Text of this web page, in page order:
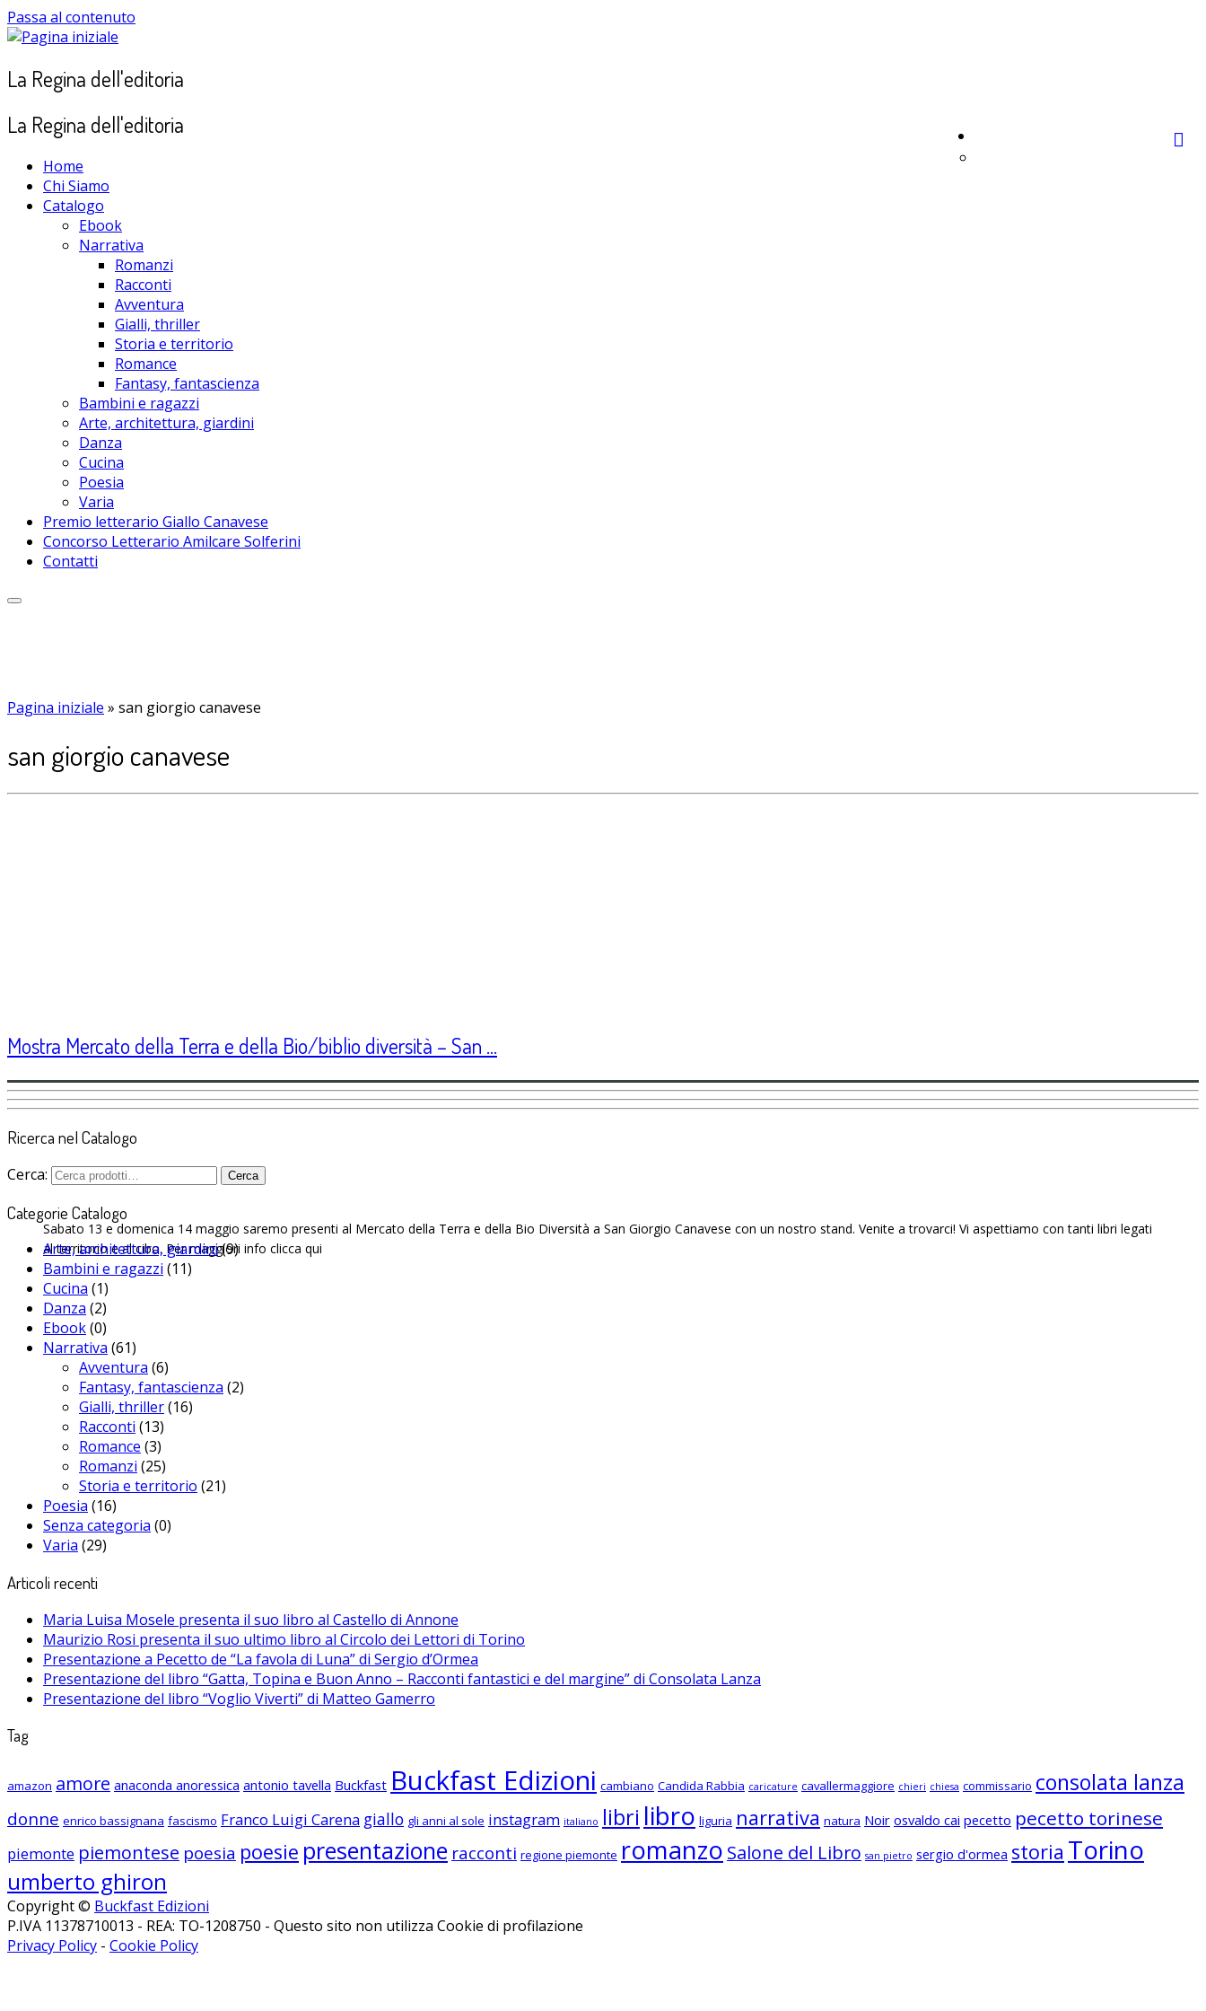
Passa al contenuto
La Regina dell'editoria
La Regina dell'editoria
Home
Chi Siamo
Catalogo
Ebook
Narrativa
Romanzi
Racconti
Avventura
Gialli, thriller
Storia e territorio
Romance
Fantasy, fantascienza
Bambini e ragazzi
Arte, architettura, giardini
Danza
Cucina
Poesia
Varia
Premio letterario Giallo Canavese
Concorso Letterario Amilcare Solferini
Contatti
Pagina iniziale » san giorgio canavese
san giorgio canavese
Sabato 13 e domenica 14 maggio saremo presenti al Mercato della Terra e della Bio Diversità a San Giorgio Canavese con un nostro stand. Venite a trovarci! Vi aspettiamo con tanti libri legati
al territorio e al cibo. Per maggiori info clicca qui
Mostra Mercato della Terra e della Bio/biblio diversità – San ...
Ricerca nel Catalogo
Cerca: Cerca
Categorie Catalogo
Arte, architettura, giardini(9)
Bambini e ragazzi (11)
Cucina (1)
Danza (2)
Ebook(0)
Narrativa (61)
Avventura (6)
Fantasy, fantascienza (2)
Gialli, thriller(16)
Racconti (13)
Romance (3)
Romanzi (25)
Storia e territorio (21)
Poesia (16)
Senza categoria (0)
Varia (29)
Articoli recenti
Maria Luisa Mosele presenta il suo libro al Castello di Annone
Maurizio Rosi presenta il suo ultimo libro al Circolo dei Lettori di Torino
Presentazione a Pecetto de “La favola di Luna” di Sergio d’Ormea
Presentazione del libro “Gatta, Topina e Buon Anno – Racconti fantastici e del margine” di Consolata Lanza
Presentazione del libro “Voglio Viverti” di Matteo Gamerro
Tag
amazon amore anaconda anoressica antonio tavella Buckfast Buckfast Edizioni cambiano Candida Rabbia caricature cavallermaggiore chieri chiesa commissario consolata lanza
donne enrico bassignana fascismo Franco Luigi Carena giallo gli anni al sole instagram italiano libri libro liguria narrativa natura Noir osvaldo cai pecetto pecetto torinese
piemonte piemontese poesia poesie presentazione racconti regione piemonte romanzo Salone del Libro san pietro sergio d'ormea storia Torino
umberto ghiron
Copyright © Buckfast Edizioni
P.IVA 11378710013 - REA: TO-1208750 - Questo sito non utilizza Cookie di profilazione
Privacy Policy - Cookie Policy